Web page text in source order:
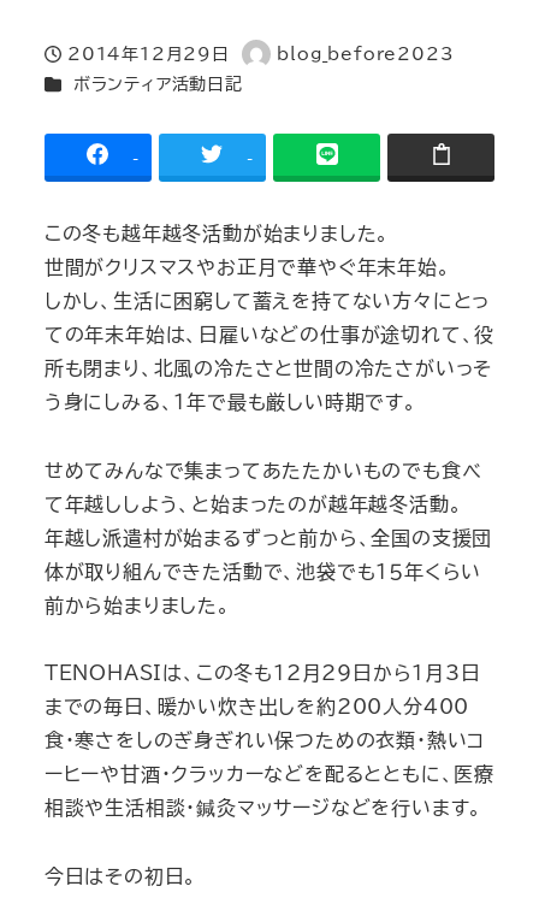
投稿日
2014年12月29日
著
blog_before2023
カテゴリー
ボランティア活動日記
- -
この冬も越年越冬活動が始まりました。
世間がクリスマスやお正月で華やぐ年末年始。
しかし、生活に困窮して蓄えを持てない方々にとっ
ての年末年始は、日雇いなどの仕事が途切れて、役
所も閉まり、北風の冷たさと世間の冷たさがいっそ
う身にしみる、１年で最も厳しい時期です。
せめてみんなで集まってあたたかいものでも食べ
て年越ししよう、と始まったのが越年越冬活動。
年越し派遣村が始まるずっと前から、全国の支援団
体が取り組んできた活動で、池袋でも１５年くらい
前から始まりました。
TENOHASIは、この冬も12月29日から1月3日
までの毎日、暖かい炊き出しを約200人分400
食・寒さをしのぎ身ぎれい保つための衣類・熱いコ
ーヒーや甘酒・クラッカーなどを配るとともに、医療
相談や生活相談・鍼灸マッサージなどを行います。
今日はその初日。